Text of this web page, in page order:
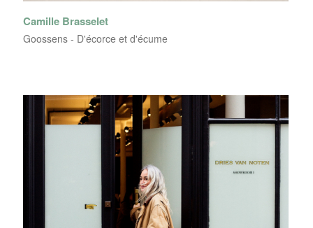
Camille Brasselet
Goossens - D'écorce et d'écume